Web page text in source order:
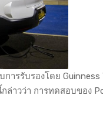
รรับรองโดย Guinness
ล่าวว่า การทดสอบของ